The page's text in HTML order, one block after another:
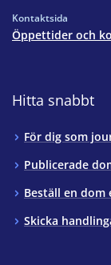
Kontaktsida
Öppettider och
Hitta snabbt
För dig som
Publicerade
Beställ en dom
Skicka